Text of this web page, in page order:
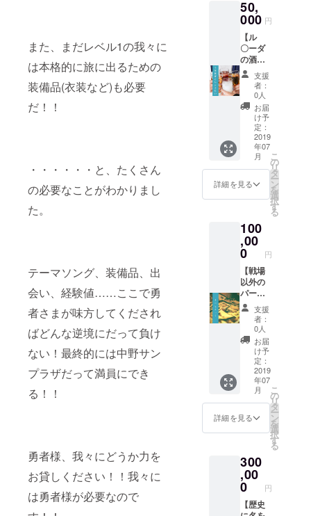
また、まだレベル1の我々に
は本格的に旅に出るための
装備品(衣装など)も必要
だ！！
・・・・・・と、たくさん
の必要なことがわかりまし
た。
テーマソング、装備品、出
会い、経験値……ここで勇
者さまが味方してくだされ
ばどんな逆境にだって負け
ない！最終的には中野サン
プラザだって満員にでき
る！！
勇者様、我々にどうか力を
お貸しください！！我々に
は勇者様が必要なので
ナル薬
草+賢者
の塩+レ
コ発
LIVEご
招待+レ
コ発
LIVEの
記録動
画+おお
きなふ
くろ+魅
惑の
ポー
ション
50,
000 円
【ル
〇ーダ
の酒場
コー
ス】 お
礼メー
ル+撮り
下ろし
アー写
+メン
バーの
秘蔵
ムー
ビー+完
成した
音源+サ
オリジ
ナル薬
草+賢者
の塩+レ
コ発
LIVEご
招待+レ
コ発
LIVEの
記録動
画+おお
きなふ
くろ+魅
惑の
ポー
ション
+レコ発
LIVE後
打ち上
げご招
支援
者：
0人
お届
け予
定：
2019
年07
月
詳細を見る
こ
の
リ
タ
ー
ン
を
選
択
す
る
100
,00
0 円
【戦場
以外の
パー
ティー
ちら見
せコー
ス】 お
礼メー
ル+撮り
下ろし
アー写
+メン
バーの
秘蔵
ムー
ビー+完
音源+サ
ブクエ
オリジ
ナル薬
草+賢者
支援
者：
0人
お届
け予
定：
2019
年07
月
詳細を見る
こ
の
リ
タ
ー
ン
を
選
択
す
る
300
,00
0 円
【歴史